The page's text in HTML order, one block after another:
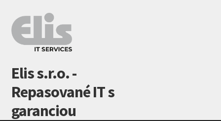
Preskočiť
na
navigáciu
Preskočiť
na
obsah
Elis s.r.o. -
Repasované IT s
garanciou